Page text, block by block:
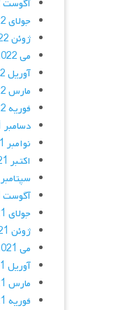
آگوست 2022
جولای 2022
ژوئن 2022
می 2022
آوریل 2022
مارس 2022
فوریه 2022
دسامبر 2021
نوامبر 2021
اکتبر 2021
سپتامبر 2021
آگوست 2021
جولای 2021
ژوئن 2021
می 2021
آوریل 2021
مارس 2021
فوریه 2021